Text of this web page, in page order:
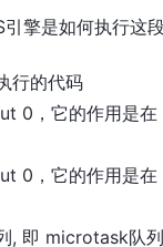
擎是如何执行这
行的代码
0，它的作用是
0，它的作用是
, 即 microtask队